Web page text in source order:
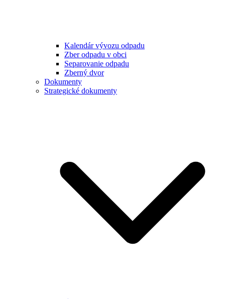
Kalendár vývozu odpadu
Zber odpadu v obci
Separovanie odpadu
Zberný dvor
Dokumenty
Strategické dokumenty